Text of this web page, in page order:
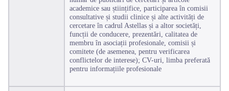
academice sau științifice, participarea în comisii
consultative și studii clinice și alte activități de
cercetare în cadrul Astellas și a altor societăți,
funcții de conducere, prezentări, calitatea de
membru în asociații profesionale, comisii și
comitete (de asemenea, pentru verificarea
conflictelor de interese); CV-uri, limba preferată
pentru informațiile profesionale